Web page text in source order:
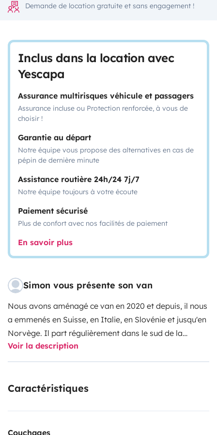
Demande de location gratuite et sans engagement !
Inclus dans la location avec
Yescapa
Assurance multirisques véhicule et passagers
Assurance incluse ou Protection renforcée, à vous de
choisir !
Garantie au départ
Notre équipe vous propose des alternatives en cas de
pépin de dernière minute
Assistance routière 24h/24 7j/7
Notre équipe toujours à votre écoute
Paiement sécurisé
Plus de confort avec nos facilités de paiement
En savoir plus
Simon vous présente son van
Nous avons aménagé ce van en 2020 et depuis, il nous
a emmenés en Suisse, en Italie, en Slovénie et jusqu'en
Norvège. Il part régulièrement dans le sud de la
France, en Italie et en Espagne avec nos locataires. On
sait ce qu'il faut sur la route : tout est prévu pour que
à prévoir.Les avantages de notre fourgon:
et tout le nécessaire de cuisine — réchaud, cartouches
Voir la description
Caractéristiques
Couchages